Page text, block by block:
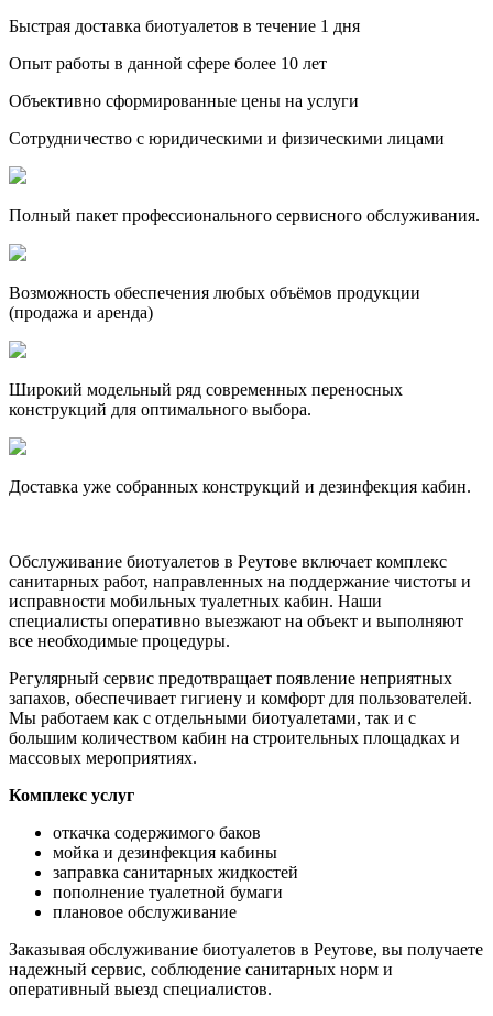
Быстрая доставка биотуалетов в течение 1 дня
Опыт работы в данной сфере более 10 лет
Объективно сформированные цены на услуги
Сотрудничество с юридическими и физическими лицами
Полный пакет профессионального сервисного обслуживания.
Возможность обеспечения любых объёмов продукции
(продажа и аренда)
Широкий модельный ряд современных переносных
конструкций для оптимального выбора.
Доставка уже собранных конструкций и дезинфекция кабин.
Обслуживание биотуалетов в Реутове включает комплекс
санитарных работ, направленных на поддержание чистоты и
исправности мобильных туалетных кабин. Наши
специалисты оперативно выезжают на объект и выполняют
все необходимые процедуры.
Регулярный сервис предотвращает появление неприятных
запахов, обеспечивает гигиену и комфорт для пользователей.
Мы работаем как с отдельными биотуалетами, так и с
большим количеством кабин на строительных площадках и
массовых мероприятиях.
Комплекс услуг
откачка содержимого баков
мойка и дезинфекция кабины
заправка санитарных жидкостей
пополнение туалетной бумаги
плановое обслуживание
Заказывая обслуживание биотуалетов в Реутове, вы получаете
надежный сервис, соблюдение санитарных норм и
оперативный выезд специалистов.